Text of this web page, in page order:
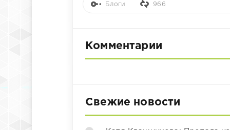
Блоги 966
Комментарии
Свежие новости